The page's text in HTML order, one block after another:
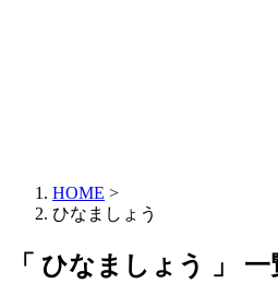
HOME >
ひなましょう
「 ひなましょう 」 一